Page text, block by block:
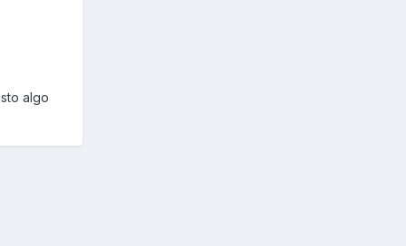
algo